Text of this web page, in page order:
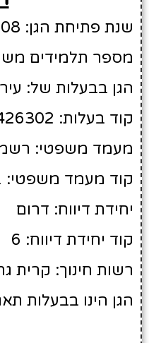
שנת פתיחת הגן: 2008
מספר תלמידים משוער: 26
הגן בבעלות של:
קוד בעלות: 10426302
מעמד משפטי:
קוד מעמד משפטי: 1
יחידת דיווח: דרום
קוד יחידת דיווח: 6
רשות חינוך: קרית גת
הגן הינו בבעלות